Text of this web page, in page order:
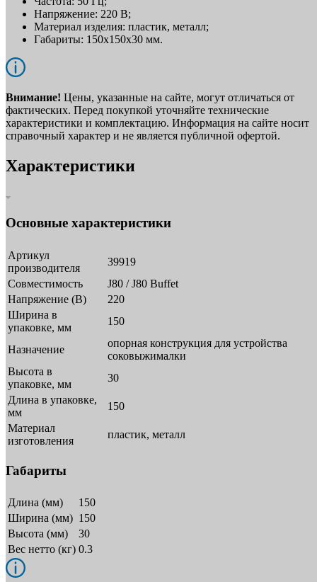
Напряжение: 220 В;
Материал изделия: пластик, металл;
Габариты: 150x150x30 мм.
Внимание! Цены, указанные на сайте, могут отличаться от
фактических. Перед покупкой уточняйте технические
характеристики и комплектацию. Информация на сайте носит
справочный характер и не является публичной офертой.
Характеристики
Основные характеристики
Артикул
производителя
39919
Совместимость
J80 / J80 Buffet
Напряжение (В)
220
Ширина в
упаковке, мм
150
Назначение
опорная конструкция для устройства
соковыжималки
Высота в
упаковке, мм
30
Длина в упаковке,
мм
150
Материал
изготовления
пластик, металл
Габариты
Длина (мм)
150
Ширина (мм) 150
Высота (мм)
30
Вес нетто (кг) 0.3